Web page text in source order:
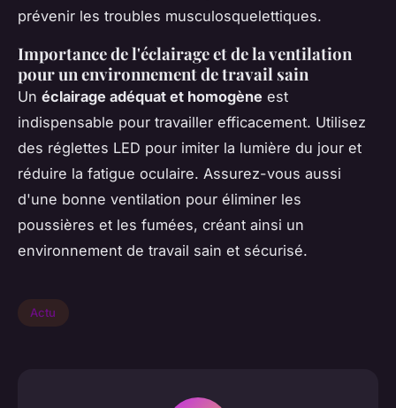
prévenir les troubles musculosquelettiques.
Importance de l'éclairage et de la ventilation
pour un environnement de travail sain
Un éclairage adéquat et homogène est
indispensable pour travailler efficacement. Utilisez
des réglettes LED pour imiter la lumière du jour et
réduire la fatigue oculaire. Assurez-vous aussi
d'une bonne ventilation pour éliminer les
poussières et les fumées, créant ainsi un
environnement de travail sain et sécurisé.
Actu